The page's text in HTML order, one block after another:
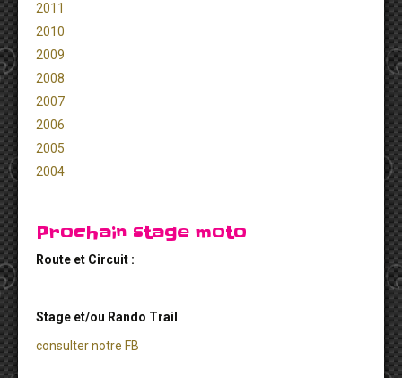
2011
2010
2009
2008
2007
2006
2005
2004
Prochain stage moto
Route et Circuit :
Stage et/ou Rando Trail
consulter notre FB